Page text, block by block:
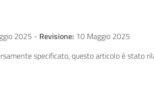
2025 - Revisione: 10 Maggio 2025
specificato, questo articolo è stato